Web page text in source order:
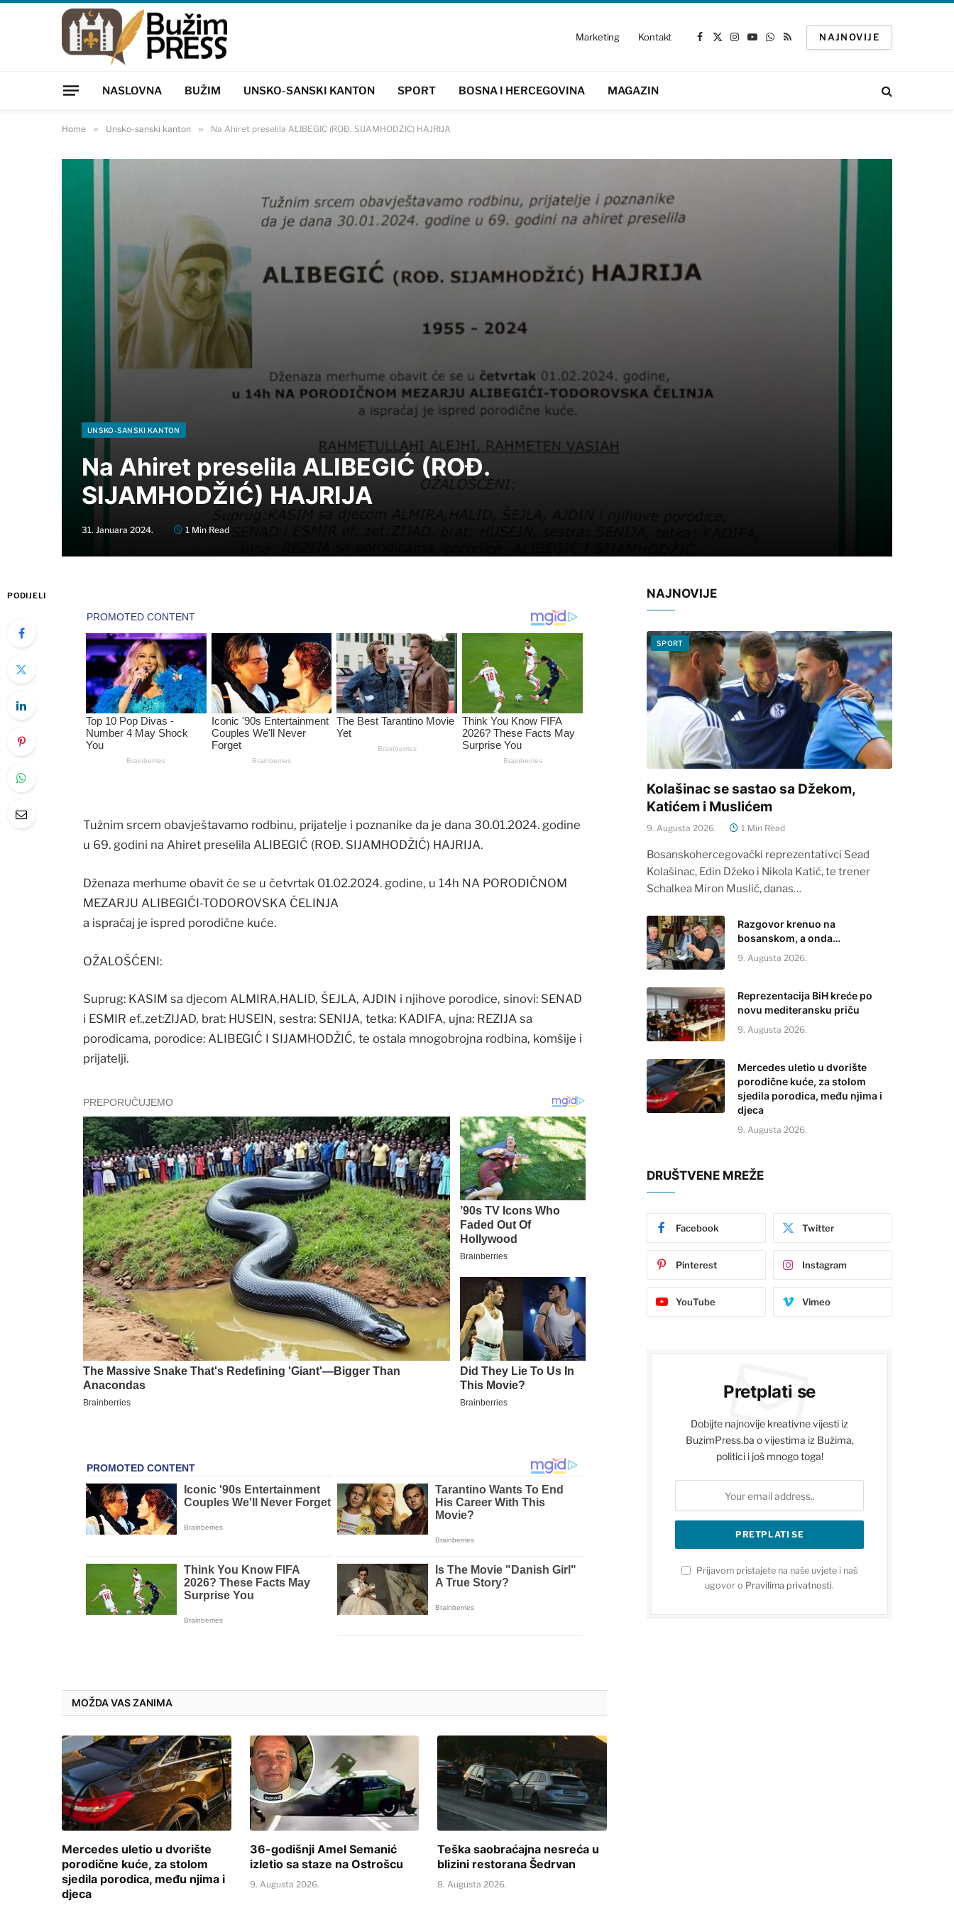
Marketing Kontakt
Facebook
X
Instagram
YouTube
WhatsApp
RSS
NAJNOVIJE
NASLOVNA BUŽIM UNSKO-SANSKI KANTON SPORT BOSNA I HERCEGOVINA MAGAZIN
Home » Unsko-sanski kanton » Na Ahiret preselila ALIBEGIĆ (ROĐ. SIJAMHODŽIĆ) HAJRIJA
UNSKO-SANSKI KANTON
Na Ahiret preselila ALIBEGIĆ (ROĐ.
SIJAMHODŽIĆ) HAJRIJA
31. Januara 2024. 1 Min Read
PODIJELI
Tužnim srcem obavještavamo rodbinu, prijatelje i poznanike da je dana 30.01.2024. godine
u 69. godini na Ahiret preselila ALIBEGIĆ (ROĐ. SIJAMHODŽIĆ) HAJRIJA.
Dženaza merhume obavit će se u četvrtak 01.02.2024. godine, u 14h NA PORODIČNOM
MEZARJU ALIBEGIĆI-TODOROVSKA ČELINJA
a ispraćaj je ispred porodične kuće.
OŽALOŠĆENI:
Suprug: KASIM sa djecom ALMIRA,HALID, ŠEJLA, AJDIN i njihove porodice, sinovi: SENAD
i ESMIR ef.,zet:ZIJAD, brat: HUSEIN, sestra: SENIJA, tetka: KADIFA, ujna: REZIJA sa
porodicama, porodice: ALIBEGIĆ I SIJAMHODŽIĆ, te ostala mnogobrojna rodbina, komšije i
prijatelji.
MOŽDA VAS ZANIMA
Mercedes uletio u dvorište
porodične kuće, za stolom
sjedila porodica, među njima i
djeca
36-godišnji Amel Semanić
izletio sa staze na Ostrošcu
9. Augusta 2026.
Teška saobraćajna nesreća u
blizini restorana Šedrvan
8. Augusta 2026.
NAJNOVIJE
SPORT
Kolašinac se sastao sa Džekom,
Katićem i Muslićem
9. Augusta 2026. 1 Min Read
Bosanskohercegovački reprezentativci Sead
Kolašinac, Edin Džeko i Nikola Katić, te trener
Schalkea Miron Muslić, danas…
Razgovor krenuo na
bosanskom, a onda…
9. Augusta 2026.
Reprezentacija BiH kreće po
novu mediteransku priču
9. Augusta 2026.
Mercedes uletio u dvorište
porodične kuće, za stolom
sjedila porodica, među njima i
djeca
9. Augusta 2026.
DRUŠTVENE MREŽE
Facebook Twitter
Pinterest Instagram
YouTube Vimeo
Pretplati se
Dobijte najnovije kreativne vijesti iz
BuzimPress.ba o vijestima iz Bužima,
politici i još mnogo toga!
Prijavom pristajete na naše uvjete i naš
ugovor o Pravilima privatnosti.